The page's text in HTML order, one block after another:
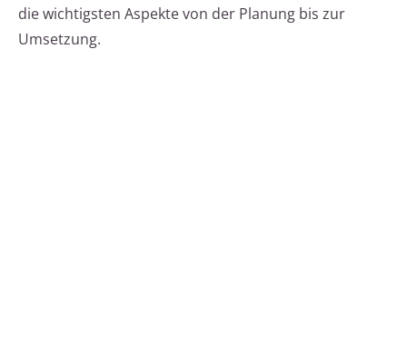
die wichtigsten Aspekte von der Planung bis zur
Umsetzung.